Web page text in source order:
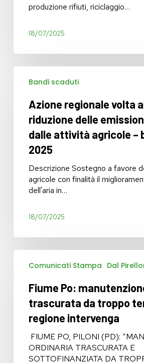
sviluppo
azioni
economia
dedicata
filiere
costruzione
demolizione
delle
bonifiche
contaminati
produzione rifiuti, riciclaggio…
18/07/2025
regionale
riduzione
delle
emissioni
prodotte
attività
agricole
2025
Bandi scaduti
Azione regionale volta
riduzione delle
dalle attività agricole –
2025
Descrizione Sostegno a favore
agricole con finalità il
dell'aria in…
18/07/2025
trascurata
troppo
tempo,
regione
intervenga
Comunicati Stampa Dal
Fiume Po:
trascurata da troppo
regione intervenga
FIUME PO, PILONI (PD):
ORDINARIA TRASCURATA E
SOTTOFINANZIATA DA